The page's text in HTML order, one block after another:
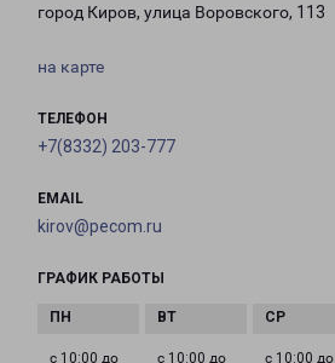
город Киров, улица Воровского, 113
на карте
ТЕЛЕФОН
+7(8332) 203-777
EMAIL
kirov@pecom.ru
ГРАФИК РАБОТЫ
с 10:00 до с 10:00 до с 10:00 до